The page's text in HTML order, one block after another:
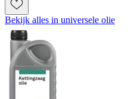
Bekijk alles in universele olie